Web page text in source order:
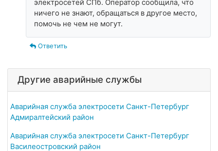
электросетей СПб. Оператор сообщила, что
ничего не знают, обращаться в другое место,
помочь не чем не могут.
Ответить
Другие аварийные службы
Аварийная служба электросети Санкт-Петербург
Адмиралтейский район
Аварийная служба электросети Санкт-Петербург
Василеостровский район